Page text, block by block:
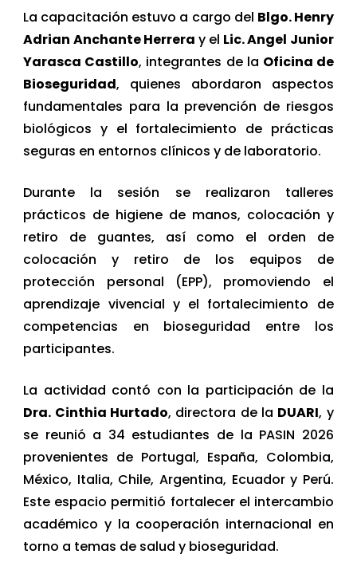
La capacitación estuvo a cargo del Blgo. Henry
Adrian Anchante Herrera y el Lic. Angel Junior
Yarasca Castillo, integrantes de la Oficina de
Bioseguridad, quienes abordaron aspectos
fundamentales para la prevención de riesgos
biológicos y el fortalecimiento de prácticas
seguras en entornos clínicos y de laboratorio.
Durante la sesión se realizaron talleres
prácticos de higiene de manos, colocación y
retiro de guantes, así como el orden de
colocación y retiro de los equipos de
protección personal (EPP), promoviendo el
aprendizaje vivencial y el fortalecimiento de
competencias en bioseguridad entre los
participantes.
La actividad contó con la participación de la
Dra. Cinthia Hurtado, directora de la DUARI, y
se reunió a 34 estudiantes de la PASIN 2026
provenientes de Portugal, España, Colombia,
México, Italia, Chile, Argentina, Ecuador y Perú.
Este espacio permitió fortalecer el intercambio
académico y la cooperación internacional en
torno a temas de salud y bioseguridad.